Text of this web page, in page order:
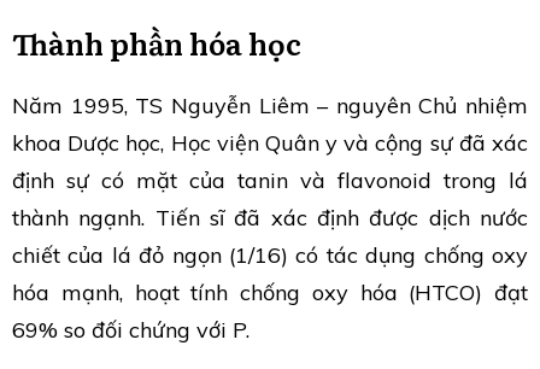
Thành phần hóa học
Năm 1995, TS Nguyễn Liêm – nguyên Chủ nhiệm
khoa Dược học, Học viện Quân y và cộng sự đã xác
định sự có mặt của tanin và flavonoid trong lá
thành ngạnh. Tiến sĩ đã xác định được dịch nước
chiết của lá đỏ ngọn (1/16) có tác dụng chống oxy
hóa mạnh, hoạt tính chống oxy hóa (HTCO) đạt
69% so đối chứng với P.